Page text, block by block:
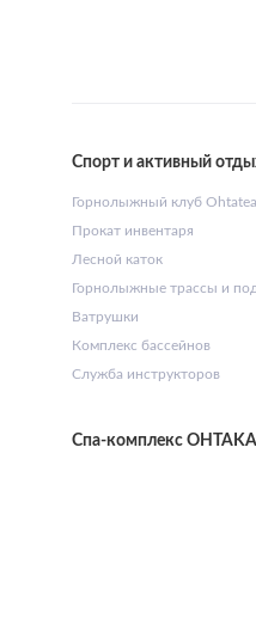
Спорт и активный
Горнолыжный клуб
Прокат инвентаря
Лесной каток
Горнолыжные трассы и
Ватрушки
Комплекс бассейнов
Служба инструкторов
Спа-комплекс OHTAKAI